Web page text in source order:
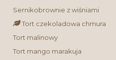
Sernikobrownie z wiśniami
Tort czekoladowa chmura
Tort malinowy
Tort mango marakuja